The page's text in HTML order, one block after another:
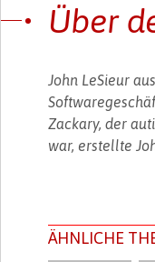
Über
John LeSieur
Zackary, der
war, erstellte
ÄHNLICHE